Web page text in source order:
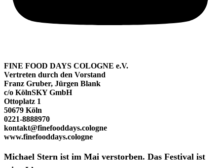
FINE FOOD DAYS COLOGNE e.V.
Vertreten durch den Vorstand
Franz Gruber, Jürgen Blank
c/o KölnSKY GmbH
Ottoplatz 1
50679 Köln
0221-8888970
kontakt@finefooddays.cologne
www.finefooddays.cologne
Michael Stern ist im Mai verstorben. Das Festival ist